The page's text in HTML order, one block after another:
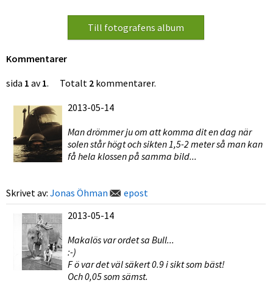
Kommentarer
sida 1 av1. Totalt 2 kommentarer.
2013-05-14
Man drömmer ju om att komma dit en dag när
solen står högt och sikten 1,5-2 meter så man kan
få hela klossen på samma bild...
Skrivet av: Jonas Öhman
epost
2013-05-14
Makalös var ordet sa Bull...
:-)
F ö var det väl säkert 0.9 i sikt som bäst!
Och 0,05 som sämst.